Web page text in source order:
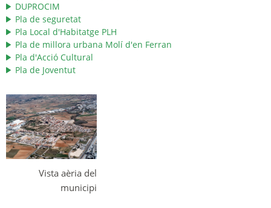
DUPROCIM
Pla de seguretat
Pla Local d'Habitatge PLH
Pla de millora urbana Molí d'en Ferran
Pla d'Acció Cultural
Pla de Joventut
Vista aèria del
municipi